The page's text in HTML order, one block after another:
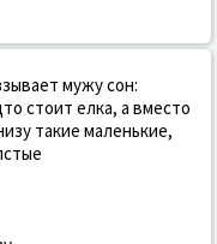
мужу сон:
стоит елка, а вместо
такие маленькие,